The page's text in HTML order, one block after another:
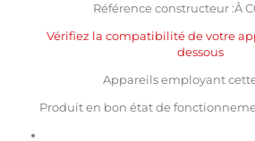
Référence constructeur :Â
Vérifiez la compatibilité de votre
dessous
Appareils employant
Produit en bon état de